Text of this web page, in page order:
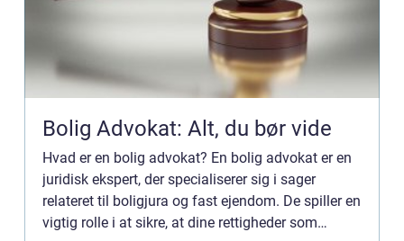
Bolig Advokat: Alt, du bør vide
Hvad er en bolig advokat? En bolig advokat er en
juridisk ekspert, der specialiserer sig i sager
relateret til boligjura og fast ejendom. De spiller en
vigtig rolle i at sikre, at dine rettigheder som